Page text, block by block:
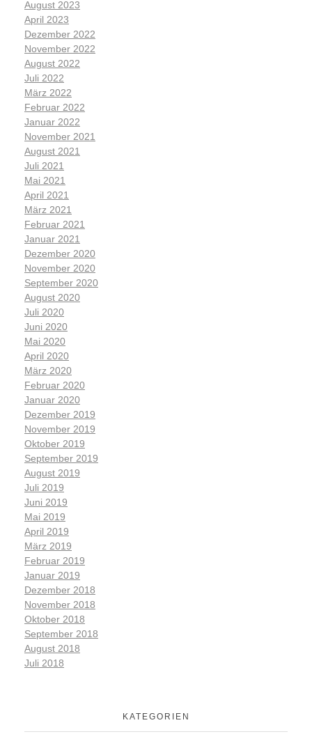
August 2023
April 2023
Dezember 2022
November 2022
August 2022
Juli 2022
März 2022
Februar 2022
Januar 2022
November 2021
August 2021
Juli 2021
Mai 2021
April 2021
März 2021
Februar 2021
Januar 2021
Dezember 2020
November 2020
September 2020
August 2020
Juli 2020
Juni 2020
Mai 2020
April 2020
März 2020
Februar 2020
Januar 2020
Dezember 2019
November 2019
Oktober 2019
September 2019
August 2019
Juli 2019
Juni 2019
Mai 2019
April 2019
März 2019
Februar 2019
Januar 2019
Dezember 2018
November 2018
Oktober 2018
September 2018
August 2018
Juli 2018
KATEGORIEN